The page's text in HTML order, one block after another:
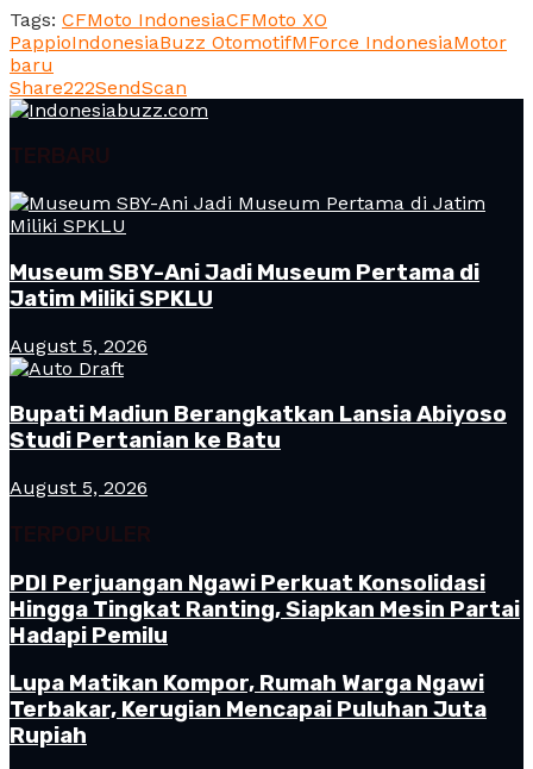
Tags: CFMoto IndonesiaCFMoto XO
PappioIndonesiaBuzz OtomotifMForce IndonesiaMotor
baru
Share222SendScan
TERBARU
Museum SBY-Ani Jadi Museum Pertama di
Jatim Miliki SPKLU
August 5, 2026
Bupati Madiun Berangkatkan Lansia Abiyoso
Studi Pertanian ke Batu
August 5, 2026
TERPOPULER
PDI Perjuangan Ngawi Perkuat Konsolidasi
Hingga Tingkat Ranting, Siapkan Mesin Partai
Hadapi Pemilu
Lupa Matikan Kompor, Rumah Warga Ngawi
Terbakar, Kerugian Mencapai Puluhan Juta
Rupiah